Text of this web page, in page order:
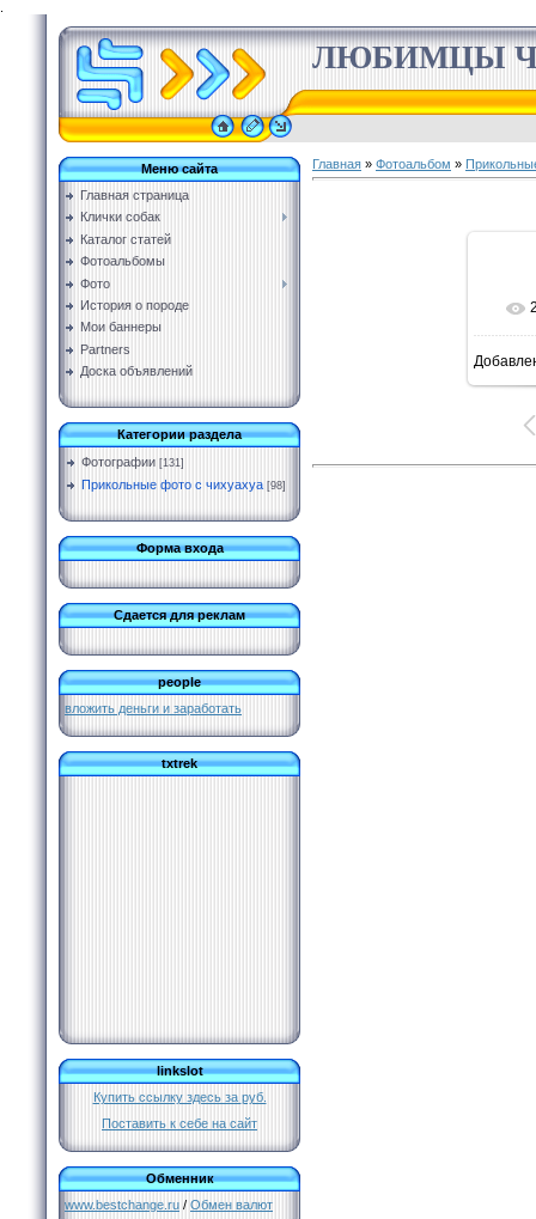
ЛЮБИМЦЫ
Меню сайта
Главная страница
Клички собак
Каталог статей
Фотоальбомы
Фото
История о породе
Мои баннеры
Partners
Доска объявлений
Категории раздела
Фотографии [131]
Прикольные фото с чихуахуа [98]
Форма входа
Сдается для реклам
people
вложить деньги и заработать
txtrek
linkslot
Купить ссылку здесь за руб.
Поставить к себе на сайт
Обменник
www.bestchange.ru / Обмен валют
Главная » Фотоальбом »